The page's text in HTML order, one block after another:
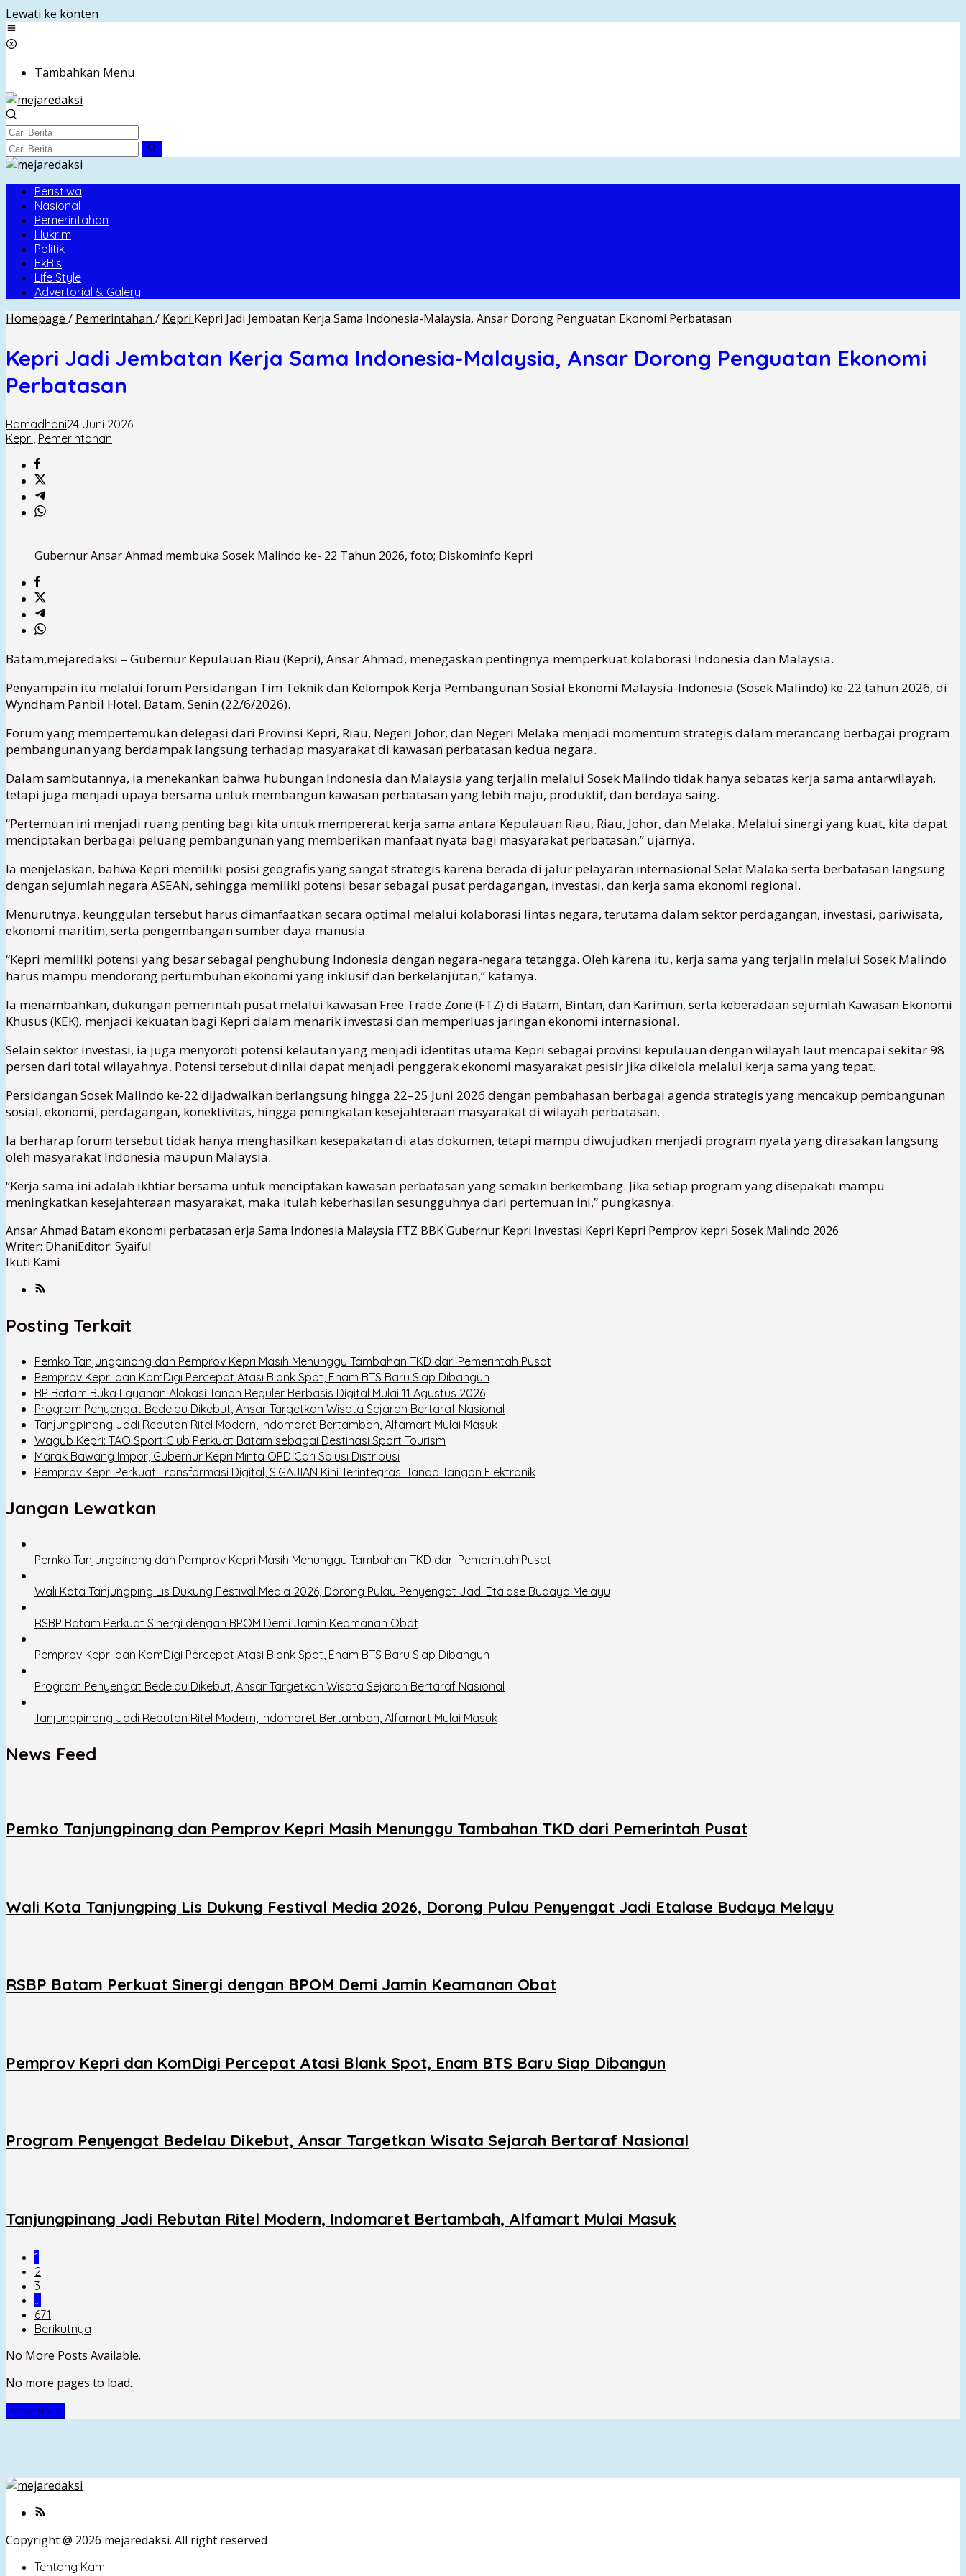
Lewati ke konten
Tambahkan Menu
Peristiwa
Nasional
Pemerintahan
Hukrim
Politik
EkBis
Life Style
Advertorial & Galery
Homepage / Pemerintahan / Kepri Kepri Jadi Jembatan Kerja Sama Indonesia-Malaysia, Ansar Dorong Penguatan Ekonomi Perbatasan
Kepri Jadi Jembatan Kerja Sama Indonesia-Malaysia, Ansar Dorong Penguatan Ekonomi
Perbatasan
Ramadhani24 Juni 2026
Kepri Pemerintahan
Gubernur Ansar Ahmad membuka Sosek Malindo ke- 22 Tahun 2026, foto; Diskominfo Kepri
Batam,mejaredaksi – Gubernur Kepulauan Riau (Kepri), Ansar Ahmad, menegaskan pentingnya memperkuat kolaborasi Indonesia dan Malaysia.
Penyampain itu melalui forum Persidangan Tim Teknik dan Kelompok Kerja Pembangunan Sosial Ekonomi Malaysia-Indonesia (Sosek Malindo) ke-22 tahun 2026, di
Wyndham Panbil Hotel, Batam, Senin (22/6/2026).
Forum yang mempertemukan delegasi dari Provinsi Kepri, Riau, Negeri Johor, dan Negeri Melaka menjadi momentum strategis dalam merancang berbagai program
pembangunan yang berdampak langsung terhadap masyarakat di kawasan perbatasan kedua negara.
Dalam sambutannya, ia menekankan bahwa hubungan Indonesia dan Malaysia yang terjalin melalui Sosek Malindo tidak hanya sebatas kerja sama antarwilayah,
tetapi juga menjadi upaya bersama untuk membangun kawasan perbatasan yang lebih maju, produktif, dan berdaya saing.
“Pertemuan ini menjadi ruang penting bagi kita untuk mempererat kerja sama antara Kepulauan Riau, Riau, Johor, dan Melaka. Melalui sinergi yang kuat, kita dapat
menciptakan berbagai peluang pembangunan yang memberikan manfaat nyata bagi masyarakat perbatasan,” ujarnya.
Ia menjelaskan, bahwa Kepri memiliki posisi geografis yang sangat strategis karena berada di jalur pelayaran internasional Selat Malaka serta berbatasan langsung
dengan sejumlah negara ASEAN, sehingga memiliki potensi besar sebagai pusat perdagangan, investasi, dan kerja sama ekonomi regional.
Menurutnya, keunggulan tersebut harus dimanfaatkan secara optimal melalui kolaborasi lintas negara, terutama dalam sektor perdagangan, investasi, pariwisata,
ekonomi maritim, serta pengembangan sumber daya manusia.
“Kepri memiliki potensi yang besar sebagai penghubung Indonesia dengan negara-negara tetangga. Oleh karena itu, kerja sama yang terjalin melalui Sosek Malindo
harus mampu mendorong pertumbuhan ekonomi yang inklusif dan berkelanjutan,” katanya.
Ia menambahkan, dukungan pemerintah pusat melalui kawasan Free Trade Zone (FTZ) di Batam, Bintan, dan Karimun, serta keberadaan sejumlah Kawasan Ekonomi
Khusus (KEK), menjadi kekuatan bagi Kepri dalam menarik investasi dan memperluas jaringan ekonomi internasional.
Selain sektor investasi, ia juga menyoroti potensi kelautan yang menjadi identitas utama Kepri sebagai provinsi kepulauan dengan wilayah laut mencapai sekitar 98
persen dari total wilayahnya. Potensi tersebut dinilai dapat menjadi penggerak ekonomi masyarakat pesisir jika dikelola melalui kerja sama yang tepat.
Persidangan Sosek Malindo ke-22 dijadwalkan berlangsung hingga 22–25 Juni 2026 dengan pembahasan berbagai agenda strategis yang mencakup pembangunan
sosial, ekonomi, perdagangan, konektivitas, hingga peningkatan kesejahteraan masyarakat di wilayah perbatasan.
Ia berharap forum tersebut tidak hanya menghasilkan kesepakatan di atas dokumen, tetapi mampu diwujudkan menjadi program nyata yang dirasakan langsung
oleh masyarakat Indonesia maupun Malaysia.
“Kerja sama ini adalah ikhtiar bersama untuk menciptakan kawasan perbatasan yang semakin berkembang. Jika setiap program yang disepakati mampu
meningkatkan kesejahteraan masyarakat, maka itulah keberhasilan sesungguhnya dari pertemuan ini,” pungkasnya.
Ansar Ahmad Batam ekonomi perbatasan erja Sama Indonesia Malaysia FTZ BBKGubernur Kepri Investasi Kepri Kepri Pemprov kepri Sosek Malindo 2026
Writer: DhaniEditor: Syaiful
Ikuti Kami
Posting Terkait
Pemko Tanjungpinang dan Pemprov Kepri Masih Menunggu Tambahan TKD dari Pemerintah Pusat
Pemprov Kepri dan KomDigi Percepat Atasi Blank Spot, Enam BTS Baru Siap Dibangun
BP Batam Buka Layanan Alokasi Tanah Reguler Berbasis Digital Mulai 11 Agustus 2026
Program Penyengat Bedelau Dikebut, Ansar Targetkan Wisata Sejarah Bertaraf Nasional
Tanjungpinang Jadi Rebutan Ritel Modern, Indomaret Bertambah, Alfamart Mulai Masuk
Wagub Kepri: TAO Sport Club Perkuat Batam sebagai Destinasi Sport Tourism
Marak Bawang Impor, Gubernur Kepri Minta OPD Cari Solusi Distribusi
Pemprov Kepri Perkuat Transformasi Digital, SIGAJIAN Kini Terintegrasi Tanda Tangan Elektronik
Jangan Lewatkan
Pemko Tanjungpinang dan Pemprov Kepri Masih Menunggu Tambahan TKD dari Pemerintah Pusat
Wali Kota Tanjungping Lis Dukung Festival Media 2026, Dorong Pulau Penyengat Jadi Etalase Budaya Melayu
RSBP Batam Perkuat Sinergi dengan BPOM Demi Jamin Keamanan Obat
Pemprov Kepri dan KomDigi Percepat Atasi Blank Spot, Enam BTS Baru Siap Dibangun
Program Penyengat Bedelau Dikebut, Ansar Targetkan Wisata Sejarah Bertaraf Nasional
Tanjungpinang Jadi Rebutan Ritel Modern, Indomaret Bertambah, Alfamart Mulai Masuk
News Feed
Pemko Tanjungpinang dan Pemprov Kepri Masih Menunggu Tambahan TKD dari Pemerintah Pusat
Wali Kota Tanjungping Lis Dukung Festival Media 2026, Dorong Pulau Penyengat Jadi Etalase Budaya Melayu
RSBP Batam Perkuat Sinergi dengan BPOM Demi Jamin Keamanan Obat
Pemprov Kepri dan KomDigi Percepat Atasi Blank Spot, Enam BTS Baru Siap Dibangun
Program Penyengat Bedelau Dikebut, Ansar Targetkan Wisata Sejarah Bertaraf Nasional
Tanjungpinang Jadi Rebutan Ritel Modern, Indomaret Bertambah, Alfamart Mulai Masuk
1
2
3
…
671
Berikutnya
No More Posts Available.
No more pages to load.
View More
Copyright @ 2026 mejaredaksi. All right reserved
Tentang Kami